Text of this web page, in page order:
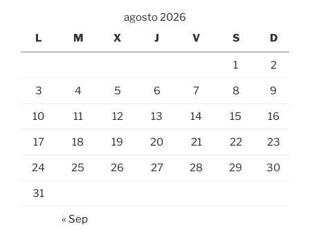
agosto 2026
L
M X J V S D
1 2
3 4 5 6 7 8 9
10 11 12 13 14 15 16
17 18 19 20 21 22 23
24 25 26 27 28 29 30
31
« Sep